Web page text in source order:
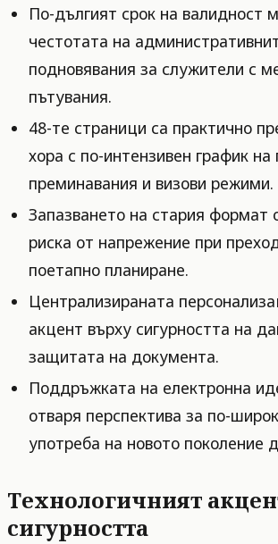
По-дългият срок на валидност
честотата на
подновявания за служители с
пътувания.
48-те страници са практично
хора с по-интензивен график на
преминавания и визови режими.
Запазването на стария формат
риска от напрежение при
поетапно планиране.
Централизираната
акцент върху сигурността на
защитата на документа.
Поддръжката на електронна
отваря перспектива за по-
употреба на новото поколение
Технологичният
сигурността